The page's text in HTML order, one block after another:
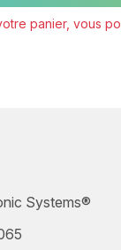
panier, vous
Systems®